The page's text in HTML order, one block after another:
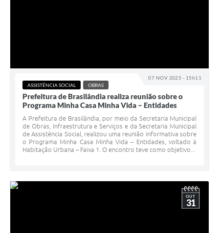
07 NOV 2025 - 15h11
ASSISTÊNCIA SOCIAL OBRAS
Prefeitura de Brasilândia realiza reunião sobre o
Programa Minha Casa Minha Vida – Entidades
A Prefeitura de Brasilândia, por meio da Secretaria Municipal
de Obras, Infraestrutura e Serviços e da Secretaria Municipal
de Assistência Social, realizou uma reunião informativa sobre
o Programa Minha Casa Minha Vida – Entidades, voltado à
Habitação Urbana – Faixa 1. O encontro teve como objetivo...
OUT
31